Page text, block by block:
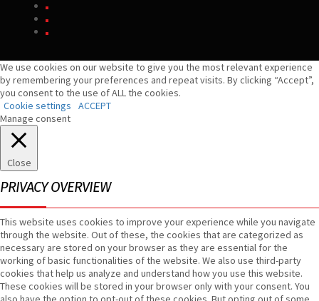
We use cookies on our website to give you the most relevant experience
by remembering your preferences and repeat visits. By clicking “Accept”,
you consent to the use of ALL the cookies.
Cookie settings
ACCEPT
Manage consent
Close
PRIVACY OVERVIEW
This website uses cookies to improve your experience while you navigate
through the website. Out of these, the cookies that are categorized as
necessary are stored on your browser as they are essential for the
working of basic functionalities of the website. We also use third-party
cookies that help us analyze and understand how you use this website.
These cookies will be stored in your browser only with your consent. You